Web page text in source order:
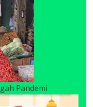
Pandemi